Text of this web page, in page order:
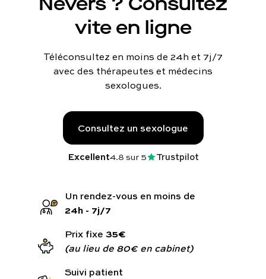
Troubles du sommeil
Fertilité masculine
Programmes digitaux
Notre approche médicale
vite en ligne
Téléconsultez en moins de 24h et 7j/7
avec des thérapeutes et médecins
sexologues.
Consultez un sexologue
Excellent4.8sur 5 Trustpilot
24h - 7j/7
Prix fixe 35€
(au lieu de 80€ en cabinet)
Suivi patient